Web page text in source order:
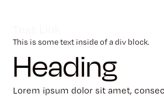
This is some text inside of a div block.
Heading
Lorem ipsum dolor sit amet,